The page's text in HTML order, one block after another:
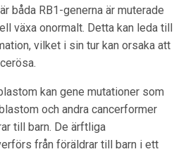
båda RB1-generna är muterade
växa onormalt. Detta kan leda till
vilket i sin tur kan orsaka att
kan gene mutationer som
och andra cancerformer
till barn. De ärftliga
från föräldrar till barn i ett